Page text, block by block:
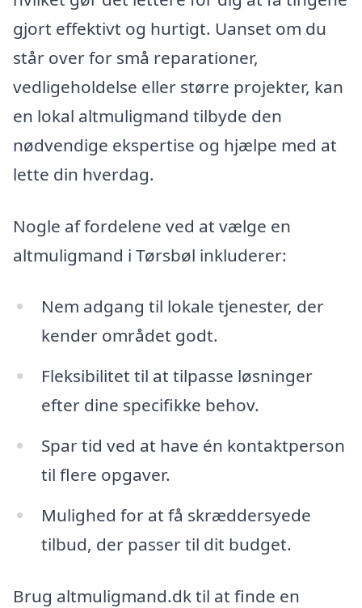
gjort effektivt og hurtigt. Uanset om du
står over for små reparationer,
vedligeholdelse eller større projekter, kan
en lokal altmuligmand tilbyde den
nødvendige ekspertise og hjælpe med at
lette din hverdag.
Nogle af fordelene ved at vælge en
altmuligmand i Tørsbøl inkluderer:
Nem adgang til lokale tjenester, der
kender området godt.
Fleksibilitet til at tilpasse løsninger
efter dine specifikke behov.
Spar tid ved at have én kontaktperson
til flere opgaver.
Mulighed for at få skræddersyede
tilbud, der passer til dit budget.
Brug altmuligmand.dk til at finde en